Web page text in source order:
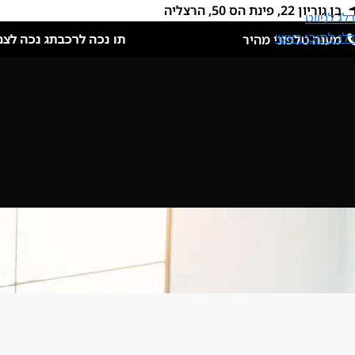
דלג לניווט
דלג לתוכן ראשי
בן גוריון 22, פינת הס 50, הרצליה
מענה טלפוני מהיר
תו נכה לרכבתג נכה